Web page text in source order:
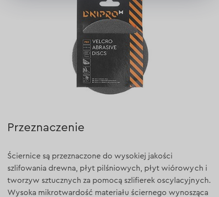
Przeznaczenie
Ściernice są przeznaczone do wysokiej jakości
szlifowania drewna, płyt pilśniowych, płyt wiórowych i
tworzyw sztucznych za pomocą szlifierek oscylacyjnych.
Wysoka mikrotwardość materiału ściernego wynosząca